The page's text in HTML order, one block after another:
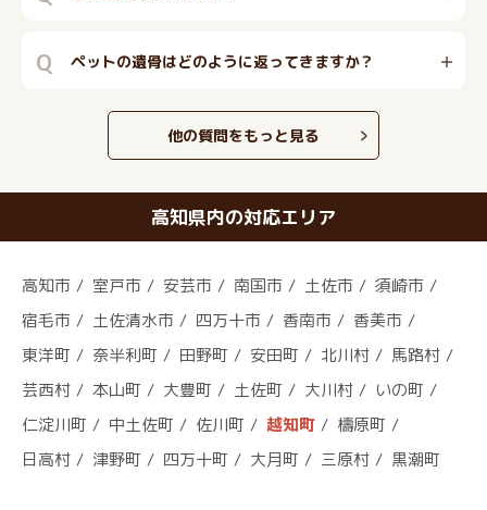
Q ペットの遺骨はどのように返ってきますか？
他の質問をもっと見る
高知県内の対応エリア
高知市 室戸市 安芸市 南国市 土佐市
須崎市
宿毛市
土佐清水市 四万十市 香南市
香美市
東洋町
奈半利町 田野町 安田町 北川村
馬路村
芸西村
本山町 大豊町 土佐町 大川村
いの町
仁淀川町
中土佐町 佐川町 越知町
檮原町
日高村
津野町 四万十町 大月町 三原村 黒潮町